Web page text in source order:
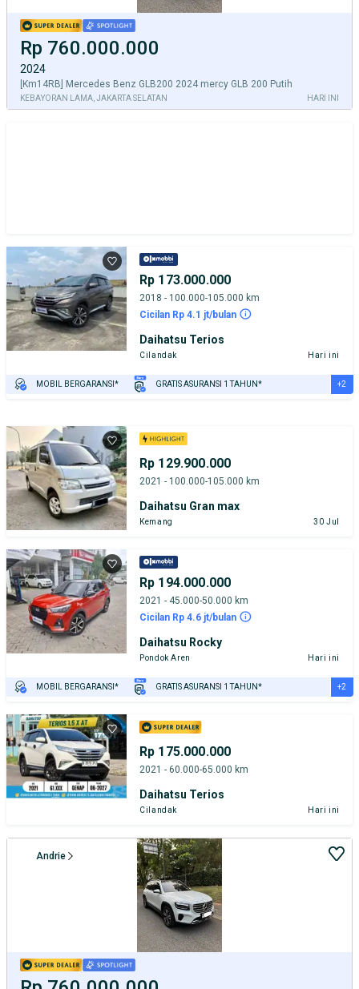
Rp 760.000.000
2024
[Km14RB] Mercedes Benz GLB200 2024 mercy GLB 200 Putih
KEBAYORAN LAMA, JAKARTA SELATAN HARI INI
Rp 173.000.000
2018 - 100.000-105.000 km
Cicilan Rp 4.1 jt/bulan
Daihatsu Terios
Cilandak Hari ini
MOBIL BERGARANSI* GRATIS ASURANSI 1 TAHUN* +2
Rp 129.900.000
2021 - 100.000-105.000 km
Daihatsu Gran max
Kemang 30 Jul
Rp 194.000.000
2021 - 45.000-50.000 km
Cicilan Rp 4.6 jt/bulan
Daihatsu Rocky
Pondok Aren Hari ini
MOBIL BERGARANSI* GRATIS ASURANSI 1 TAHUN* +2
Rp 175.000.000
2021 - 60.000-65.000 km
Daihatsu Terios
Cilandak Hari ini
Andrie